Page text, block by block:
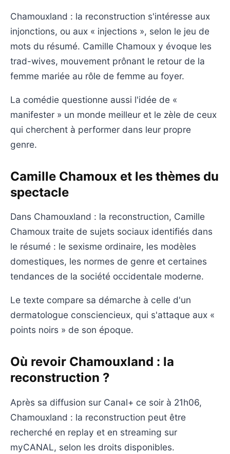
Chamouxland : la reconstruction s'intéresse aux
injonctions, ou aux « injections », selon le jeu de
mots du résumé. Camille Chamoux y évoque les
trad-wives, mouvement prônant le retour de la
femme mariée au rôle de femme au foyer.
La comédie questionne aussi l'idée de «
manifester » un monde meilleur et le zèle de ceux
qui cherchent à performer dans leur propre
genre.
Camille Chamoux et les thèmes du
spectacle
Dans Chamouxland : la reconstruction, Camille
Chamoux traite de sujets sociaux identifiés dans
le résumé : le sexisme ordinaire, les modèles
domestiques, les normes de genre et certaines
tendances de la société occidentale moderne.
Le texte compare sa démarche à celle d'un
dermatologue consciencieux, qui s'attaque aux «
points noirs » de son époque.
Où revoir Chamouxland : la
reconstruction ?
Après sa diffusion sur Canal+ ce soir à 21h06,
Chamouxland : la reconstruction peut être
recherché en replay et en streaming sur
myCANAL, selon les droits disponibles.